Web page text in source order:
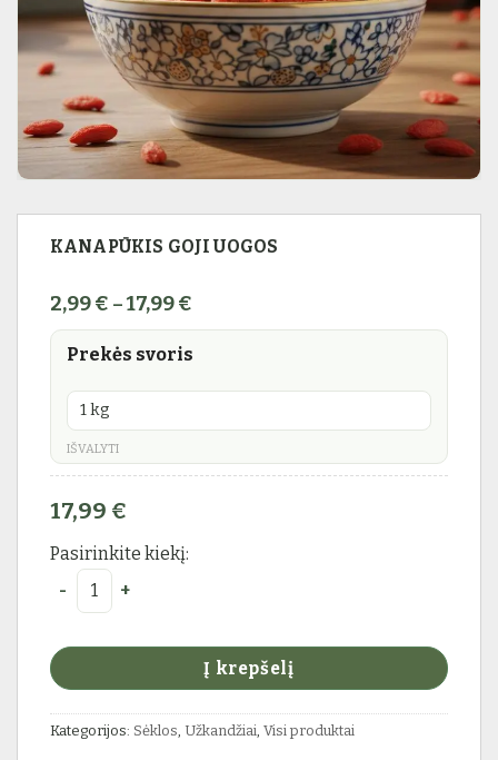
KANAPŪKIS GOJI UOGOS
2,99€ – 17,99€
Prekės svoris
IŠVALYTI
17,99 €
Pasirinkite kiekį:
produkto kiekis: KANAPŪKIS Goji uogos
Į krepšelį
Kategorijos: Sėklos Užkandžiai Visi produktai